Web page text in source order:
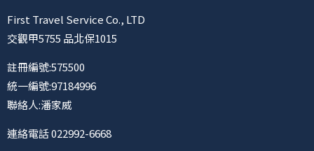
First Travel Service Co., LTD
交觀甲5755 品北保1015
註冊編號:575500
統一編號:97184996
聯絡人:潘家威
連絡電話 022992-6668